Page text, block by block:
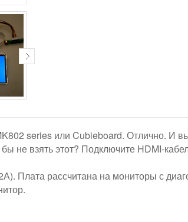
series или Cubieboard. Отлично. И
не взять этот? Подключите HDMI-
Плата рассчитана на мониторы с